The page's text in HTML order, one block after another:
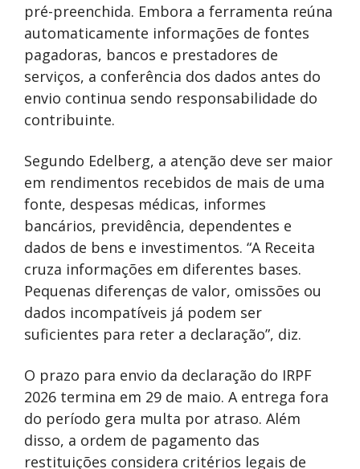
pré-preenchida. Embora a ferramenta reúna
automaticamente informações de fontes
pagadoras, bancos e prestadores de
serviços, a conferência dos dados antes do
envio continua sendo responsabilidade do
contribuinte.
Segundo Edelberg, a atenção deve ser maior
em rendimentos recebidos de mais de uma
fonte, despesas médicas, informes
bancários, previdência, dependentes e
dados de bens e investimentos. “A Receita
cruza informações em diferentes bases.
Pequenas diferenças de valor, omissões ou
dados incompatíveis já podem ser
suficientes para reter a declaração”, diz.
O prazo para envio da declaração do IRPF
2026 termina em 29 de maio. A entrega fora
do período gera multa por atraso. Além
disso, a ordem de pagamento das
restituições considera critérios legais de